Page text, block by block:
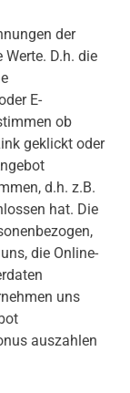
der
D.h. die
E-
ob
geklickt oder
d.h. z.B.
hat. Die
die Online-
uns
auszahlen